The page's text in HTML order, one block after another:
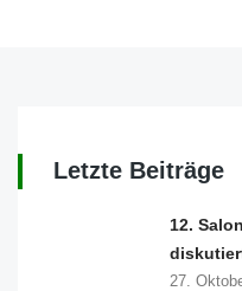
Letzte Beiträge
12.
27.